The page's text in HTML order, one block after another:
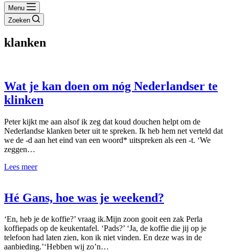
Menu
Zoeken
klanken
Wat je kan doen om nóg Nederlandser te
klinken
Peter kijkt me aan alsof ik zeg dat koud douchen helpt om de
Nederlandse klanken beter uit te spreken. Ik heb hem net verteld dat
we de -d aan het eind van een woord* uitspreken als een -t. ‘We
zeggen…
Lees meerWat
om
Nederlandser
te
klinken
Hé Gans, hoe was je weekend?
‘En, heb je de koffie?’ vraag ik.Mijn zoon gooit een zak Perla
koffiepads op de keukentafel. ‘Pads?’ ‘Ja, de koffie die jij op je
telefoon had laten zien, kon ik niet vinden. En deze was in de
aanbieding.’‘Hebben wij zo’n…